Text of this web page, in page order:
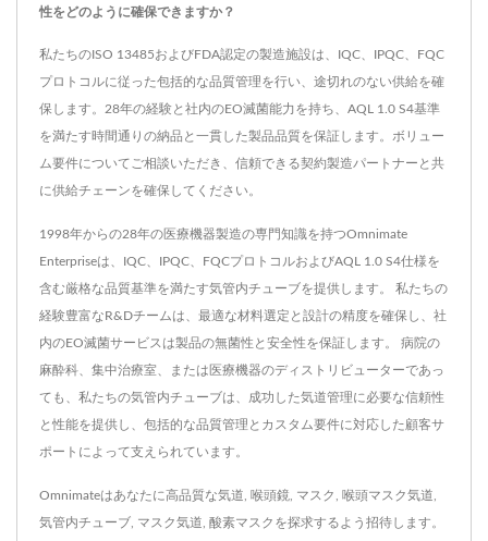
性をどのように確保できますか？
私たちのISO 13485およびFDA認定の製造施設は、IQC、IPQC、FQC
プロトコルに従った包括的な品質管理を行い、途切れのない供給を確
保します。28年の経験と社内のEO滅菌能力を持ち、AQL 1.0 S4基準
を満たす時間通りの納品と一貫した製品品質を保証します。ボリュー
ム要件についてご相談いただき、信頼できる契約製造パートナーと共
に供給チェーンを確保してください。
1998年からの28年の医療機器製造の専門知識を持つOmnimate
Enterpriseは、IQC、IPQC、FQCプロトコルおよびAQL 1.0 S4仕様を
含む厳格な品質基準を満たす気管内チューブを提供します。 私たちの
経験豊富なR&Dチームは、最適な材料選定と設計の精度を確保し、社
内のEO滅菌サービスは製品の無菌性と安全性を保証します。 病院の
麻酔科、集中治療室、または医療機器のディストリビューターであっ
ても、私たちの気管内チューブは、成功した気道管理に必要な信頼性
と性能を提供し、包括的な品質管理とカスタム要件に対応した顧客サ
ポートによって支えられています。
Omnimateはあなたに高品質な気道 喉頭鏡 マスク 喉頭マスク気道
気管内チューブ マスク気道 酸素マスク を探求するよう招待します。